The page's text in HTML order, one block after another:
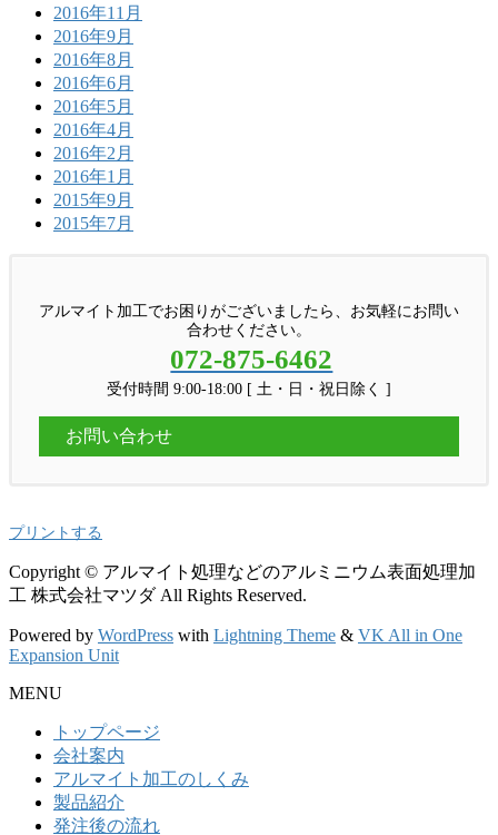
2016年11月
2016年9月
2016年8月
2016年6月
2016年5月
2016年4月
2016年2月
2016年1月
2015年9月
2015年7月
アルマイト加工でお困りがございましたら、お気軽にお問い
合わせください。
072-875-6462
受付時間 9:00-18:00 [ 土・日・祝日除く ]
お問い合わせ
プリントする
Copyright © アルマイト処理などのアルミニウム表面処理加
工 株式会社マツダ All Rights Reserved.
Powered by WordPress with Lightning Theme & VK All in One
Expansion Unit
MENU
トップページ
会社案内
アルマイト加工のしくみ
製品紹介
発注後の流れ